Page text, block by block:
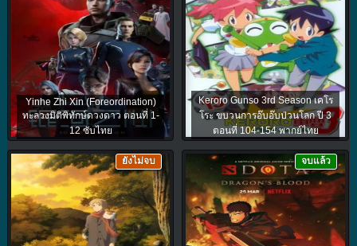
Yinhe Zhi Xin (Foreordination)
ทะลวงมิติพิทักษ์ดวงดาว ตอนที่ 1-
12 ซับไทย
Keroro Gunso 3rd Season เคโร
โระ ขบวนการอ๊บอ๊บป่วนโลก ปี 3
ตอนที่ 104-154 พากย์ไทย
ยังไม่จบ จบแล้ว